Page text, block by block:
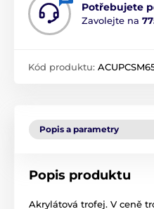
Potřebujete
Zavolejte na
Kód produktu:
Popis a parametry
Popis produktu
Akrylátová trofej. V ceně